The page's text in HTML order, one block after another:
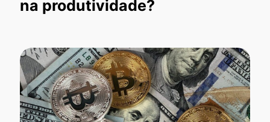
na produtividade?